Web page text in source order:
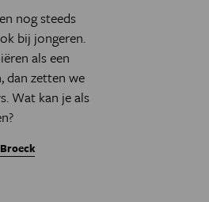
nog steeds
bij jongeren.
als een
dan zetten we
Wat kan je als